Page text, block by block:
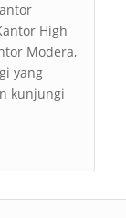
High
Modera,
yang
kunjungi